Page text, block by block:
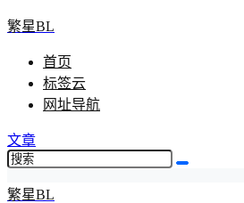
繁星BL
首页
标签云
网址导航
文章
繁星BL